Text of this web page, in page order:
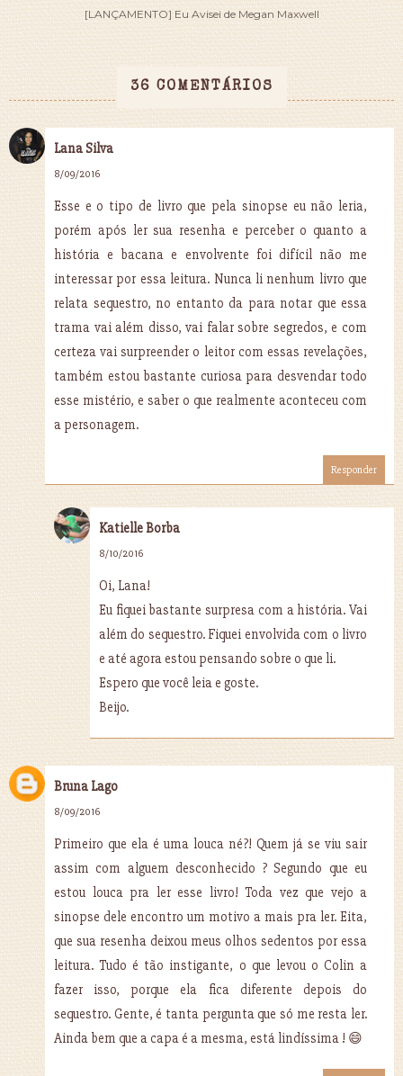
[LANÇAMENTO] Eu Avisei de Megan Maxwell
36 COMENTÁRIOS
Lana Silva
8/09/2016
Esse e o tipo de livro que pela sinopse eu não leria,
porém após ler sua resenha e perceber o quanto a
história e bacana e envolvente foi difícil não me
interessar por essa leitura. Nunca li nenhum livro que
relata sequestro, no entanto da para notar que essa
trama vai além disso, vai falar sobre segredos, e com
certeza vai surpreender o leitor com essas revelações,
também estou bastante curiosa para desvendar todo
esse mistério, e saber o que realmente aconteceu com
a personagem.
Responder
Katielle Borba
8/10/2016
Oi, Lana!
Eu fiquei bastante surpresa com a história. Vai
além do sequestro. Fiquei envolvida com o livro
e até agora estou pensando sobre o que li.
Espero que você leia e goste.
Beijo.
Bruna Lago
8/09/2016
Primeiro que ela é uma louca né?! Quem já se viu sair
assim com alguem desconhecido ? Segundo que eu
estou louca pra ler esse livro! Toda vez que vejo a
sinopse dele encontro um motivo a mais pra ler. Eita,
que sua resenha deixou meus olhos sedentos por essa
leitura. Tudo é tão instigante, o que levou o Colin a
fazer isso, porque ela fica diferente depois do
sequestro. Gente, é tanta pergunta que só me resta ler.
Ainda bem que a capa é a mesma, está lindíssima ! 😄